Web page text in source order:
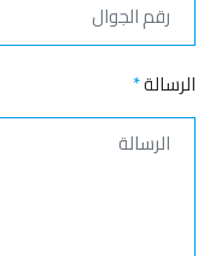
الرسالة*